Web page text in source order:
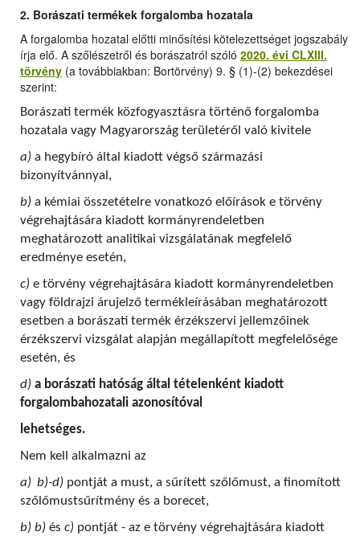
2. Borászati termékek forgalomba hozatala
A forgalomba hozatal előtti minősítési kötelezettséget jogszabály
írja elő. A szőlészetről és borászatról szóló 2020. évi CLXIII.
törvény (a továbbiakban: Bortörvény) 9. § (1)-(2) bekezdései
szerint:
Borászati termék közfogyasztásra történő forgalomba
hozatala vagy Magyarország területéről való kivitele
a) a hegybíró által kiadott végső származási
bizonyítvánnyal,
b) a kémiai összetételre vonatkozó előírások e törvény
végrehajtására kiadott kormányrendeletben
meghatározott analitikai vizsgálatának megfelelő
eredménye esetén,
c) e törvény végrehajtására kiadott kormányrendeletben
vagy földrajzi árujelző termékleírásában meghatározott
esetben a borászati termék érzékszervi jellemzőinek
érzékszervi vizsgálat alapján megállapított megfelelősége
esetén, és
d) a borászati hatóság által tételenként kiadott
forgalombahozatali azonosítóval
lehetséges.
Nem kell alkalmazni az
a) b)-d) pontját a must, a sűrített szőlőmust, a finomított
szőlőmustsűrítmény és a borecet,
b) b) és c) pontját - az e törvény végrehajtására kiadott